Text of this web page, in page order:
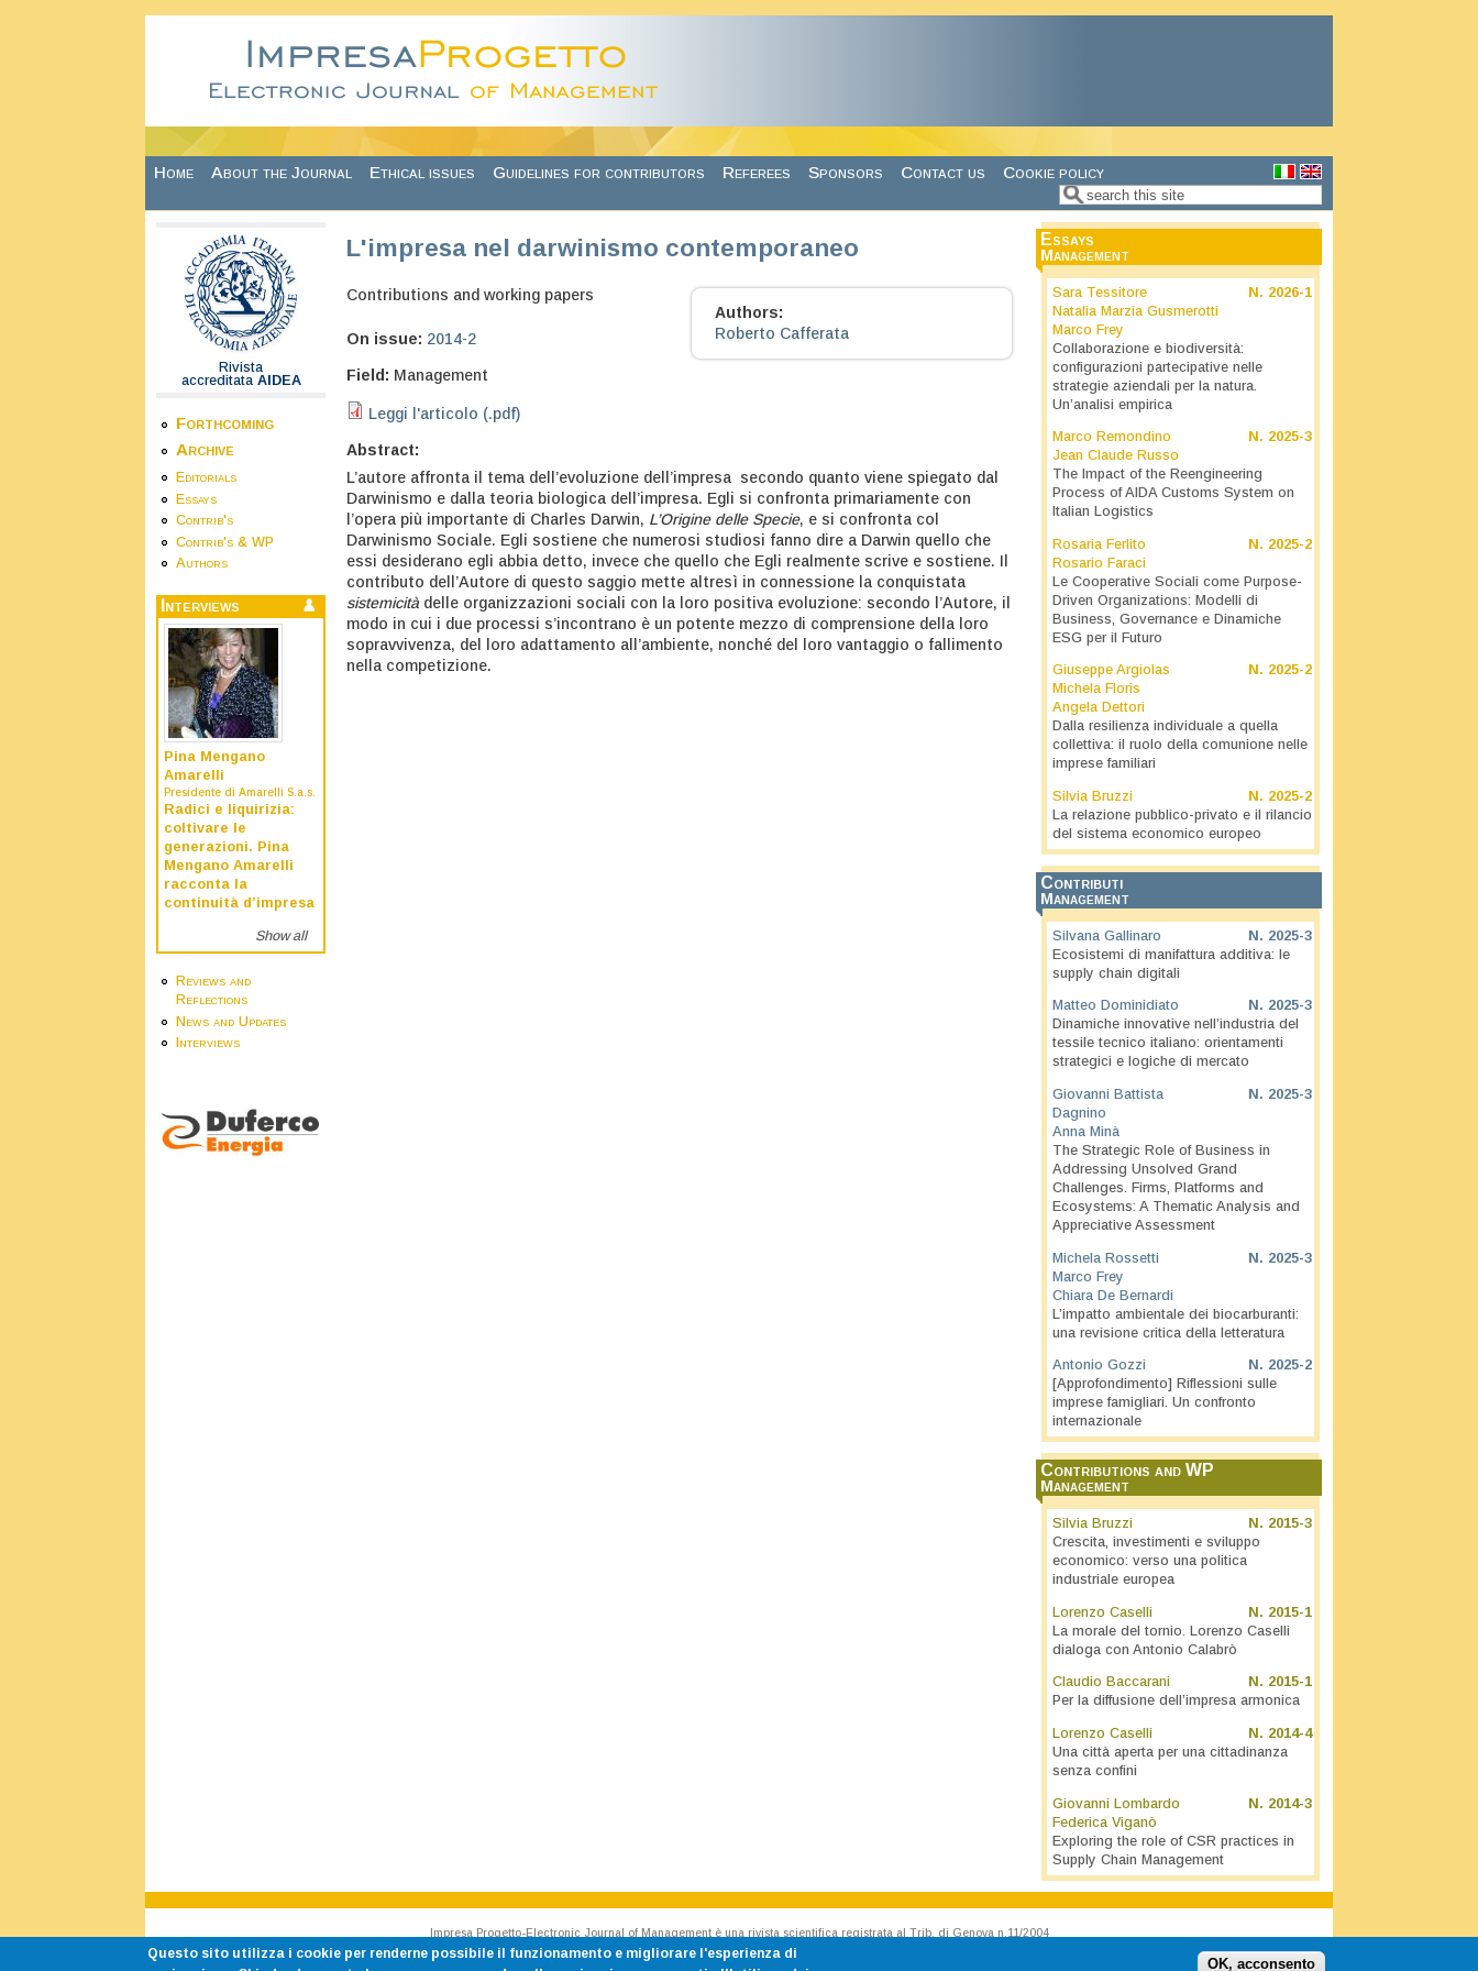
Home About the Journal Ethical issues Guidelines for contributors Referees Sponsors Contact us Cookie policy
Search form
Search
Rivista
accreditata AIDEA
Forthcoming
Archive
Editorials
Essays
Contrib's
Contrib's & WP
Authors
Interviews
Pina Mengano
Amarelli
Presidente di Amarelli S.a.s.
Radici e liquirizia:
coltivare le
generazioni. Pina
Mengano Amarelli
racconta la
continuità d’impresa
Show all
Reviews and
Reflections
News and Updates
Interviews
L'impresa nel darwinismo contemporaneo
Contributions and working papers
On issue: 2014-2
Field: Management
Authors:
Roberto Cafferata
Leggi l'articolo (.pdf)
Abstract:
L’autore affronta il tema dell’evoluzione dell’impresa secondo quanto viene spiegato dal
Darwinismo e dalla teoria biologica dell’impresa. Egli si confronta primariamente con
l’opera più importante di Charles Darwin, L’Origine delle Specie, e si confronta col
Darwinismo Sociale. Egli sostiene che numerosi studiosi fanno dire a Darwin quello che
essi desiderano egli abbia detto, invece che quello che Egli realmente scrive e sostiene. Il
contributo dell’Autore di questo saggio mette altresì in connessione la conquistata
sistemicità delle organizzazioni sociali con la loro positiva evoluzione: secondo l’Autore, il
modo in cui i due processi s’incontrano è un potente mezzo di comprensione della loro
sopravvivenza, del loro adattamento all’ambiente, nonché del loro vantaggio o fallimento
nella competizione.
Essays
Management
N. 2026-1
Sara Tessitore
Natalia Marzia Gusmerotti
Marco Frey
Collaborazione e biodiversità:
configurazioni partecipative nelle
strategie aziendali per la natura.
Un’analisi empirica
N. 2025-3
Marco Remondino
Jean Claude Russo
The Impact of the Reengineering
Process of AIDA Customs System on
Italian Logistics
N. 2025-2
Rosaria Ferlito
Rosario Faraci
Le Cooperative Sociali come Purpose-
Driven Organizations: Modelli di
Business, Governance e Dinamiche
ESG per il Futuro
N. 2025-2
Giuseppe Argiolas
Michela Floris
Angela Dettori
Dalla resilienza individuale a quella
collettiva: il ruolo della comunione nelle
imprese familiari
N. 2025-2
Silvia Bruzzi
La relazione pubblico-privato e il rilancio
del sistema economico europeo
Contributi
Management
N. 2025-3
Silvana Gallinaro
Ecosistemi di manifattura additiva: le
supply chain digitali
N. 2025-3
Matteo Dominidiato
Dinamiche innovative nell’industria del
tessile tecnico italiano: orientamenti
strategici e logiche di mercato
N. 2025-3
Giovanni Battista
Dagnino
Anna Minà
The Strategic Role of Business in
Addressing Unsolved Grand
Challenges. Firms, Platforms and
Ecosystems: A Thematic Analysis and
Appreciative Assessment
N. 2025-3
Michela Rossetti
Marco Frey
Chiara De Bernardi
L’impatto ambientale dei biocarburanti:
una revisione critica della letteratura
N. 2025-2
Antonio Gozzi
[Approfondimento] Riflessioni sulle
imprese famigliari. Un confronto
internazionale
Contributions and WP
Management
N. 2015-3
Silvia Bruzzi
Crescita, investimenti e sviluppo
economico: verso una politica
industriale europea
N. 2015-1
Lorenzo Caselli
La morale del tornio. Lorenzo Caselli
dialoga con Antonio Calabrò
N. 2015-1
Claudio Baccarani
Per la diffusione dell’impresa armonica
N. 2014-4
Lorenzo Caselli
Una città aperta per una cittadinanza
senza confini
N. 2014-3
Giovanni Lombardo
Federica Viganò
Exploring the role of CSR practices in
Supply Chain Management
Impresa Progetto-Electronic Journal of Management è una rivista scientifica registrata al Trib. di Genova n.11/2004
Rivista accreditata AIDEA - Accademia Italiana di Economia Aziendale
ISSN 1824-3576 Cod. CINECA E187020 p.iva 00754150100
Questo sito utilizza i cookie per renderne possibile il funzionamento e migliorare l'esperienza di
OK, acconsento